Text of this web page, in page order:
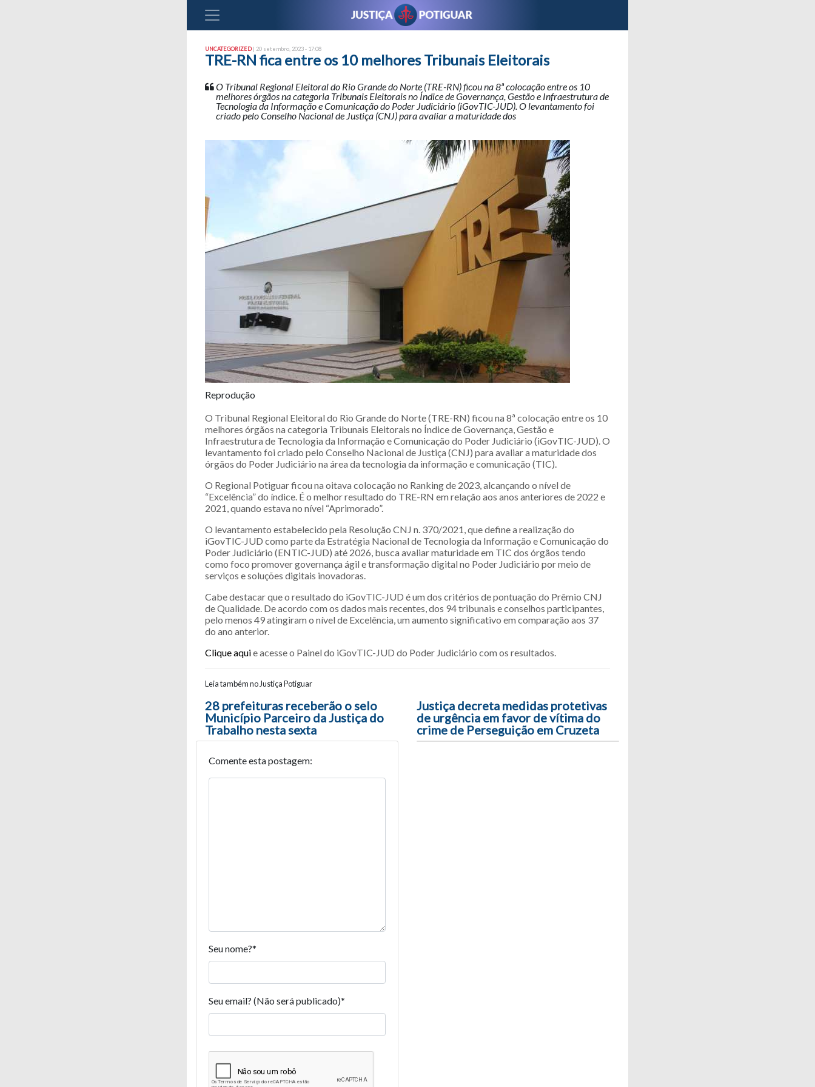
UNCATEGORIZED| 20 setembro, 2023 - 17:08
TRE-RN fica entre os 10 melhores Tribunais Eleitorais
O Tribunal Regional Eleitoral do Rio Grande do Norte (TRE-RN) ficou na 8ª colocação entre os 10
melhores órgãos na categoria Tribunais Eleitorais no Índice de Governança, Gestão e Infraestrutura de
Tecnologia da Informação e Comunicação do Poder Judiciário (iGovTIC-JUD). O levantamento foi
criado pelo Conselho Nacional de Justiça (CNJ) para avaliar a maturidade dos
Reprodução
O Tribunal Regional Eleitoral do Rio Grande do Norte (TRE-RN) ficou na 8ª colocação entre os 10
melhores órgãos na categoria Tribunais Eleitorais no Índice de Governança, Gestão e
Infraestrutura de Tecnologia da Informação e Comunicação do Poder Judiciário (iGovTIC-JUD). O
levantamento foi criado pelo Conselho Nacional de Justiça (CNJ) para avaliar a maturidade dos
órgãos do Poder Judiciário na área da tecnologia da informação e comunicação (TIC).
O Regional Potiguar ficou na oitava colocação no Ranking de 2023, alcançando o nível de
“Excelência” do índice. É o melhor resultado do TRE-RN em relação aos anos anteriores de 2022 e
2021, quando estava no nível “Aprimorado”.
O levantamento estabelecido pela Resolução CNJ n. 370/2021, que define a realização do
iGovTIC-JUD como parte da Estratégia Nacional de Tecnologia da Informação e Comunicação do
Poder Judiciário (ENTIC-JUD) até 2026, busca avaliar maturidade em TIC dos órgãos tendo
como foco promover governança ágil e transformação digital no Poder Judiciário por meio de
serviços e soluções digitais inovadoras.
Cabe destacar que o resultado do iGovTIC-JUD é um dos critérios de pontuação do Prêmio CNJ
de Qualidade. De acordo com os dados mais recentes, dos 94 tribunais e conselhos participantes,
pelo menos 49 atingiram o nível de Excelência, um aumento significativo em comparação aos 37
do ano anterior.
Clique aquie acesse o Painel do iGovTIC-JUD do Poder Judiciário com os resultados.
Leia também no Justiça Potiguar
Navegação entre posts
28 prefeituras receberão o selo
Município Parceiro da Justiça do
Trabalho nesta sexta
Justiça decreta medidas protetivas
de urgência em favor de vítima do
crime de Perseguição em Cruzeta
Comente esta postagem:
Seu nome?*
Seu email? (Não será publicado)*